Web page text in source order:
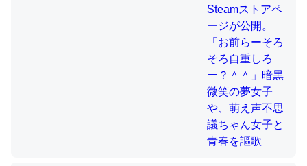
私も3年前ぐらいに祖母の家に設置した。ポケットWifiみ
たいなのでネット環境作ったけどAlexaしか使わないので
https://toyoshi.hatenablog.com/entry/2019/05/15/1805